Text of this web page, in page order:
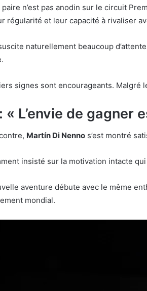
n’est pas anodin sur le circuit
régularité et leur capacité à rivaliser
naturellement beaucoup
signes sont encourageants. Malgré
« L’envie de gagner
Martín Di Nenno s’est montré
insisté sur la motivation intacte
aventure débute avec le même
mondial.